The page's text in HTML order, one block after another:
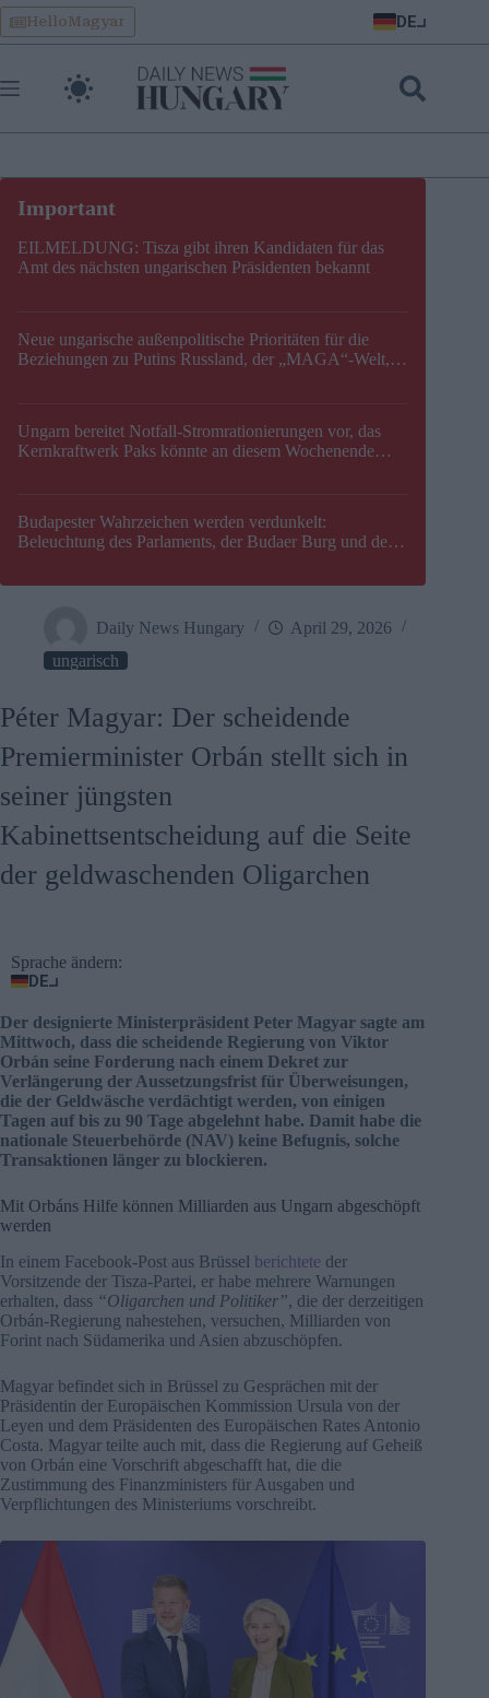
Skip
to
content
HelloMagyar DE
EILMELDUNG: Tisza gibt ihren Kandidaten für das
Amt des nächsten ungarischen Präsidenten bekannt
Neue ungarische außenpolitische Prioritäten für die
Beziehungen zu Putins Russland, der „MAGA“-Welt,
Ungarn bereitet Notfall-Stromrationierungen vor, das
Kernkraftwerk Paks könnte an diesem Wochenende
Budapester Wahrzeichen werden verdunkelt:
Beleuchtung des Parlaments, der Budaer Burg und der
Daily News Hungary
April 29, 2026
ungarisch
Péter Magyar: Der scheidende
Premierminister Orbán stellt sich in
seiner jüngsten
Kabinettsentscheidung auf die Seite
der geldwaschenden Oligarchen
Sprache ändern:
DE
Der designierte Ministerpräsident Peter Magyar sagte am
Mittwoch, dass die scheidende Regierung von Viktor
Orbán seine Forderung nach einem Dekret zur
Verlängerung der Aussetzungsfrist für Überweisungen,
die der Geldwäsche verdächtigt werden, von einigen
Tagen auf bis zu 90 Tage abgelehnt habe. Damit habe die
nationale Steuerbehörde (NAV) keine Befugnis, solche
Transaktionen länger zu blockieren.
Mit Orbáns Hilfe können Milliarden aus Ungarn abgeschöpft
werden
In einem Facebook-Post aus Brüssel berichtete der
Vorsitzende der Tisza-Partei, er habe mehrere Warnungen
erhalten, dass “Oligarchen und Politiker”, die der derzeitigen
Orbán-Regierung nahestehen, versuchen, Milliarden von
Forint nach Südamerika und Asien abzuschöpfen.
Magyar befindet sich in Brüssel zu Gesprächen mit der
Präsidentin der Europäischen Kommission Ursula von der
Leyen und dem Präsidenten des Europäischen Rates Antonio
Costa. Magyar teilte auch mit, dass die Regierung auf Geheiß
von Orbán eine Vorschrift abgeschafft hat, die die
Zustimmung des Finanzministers für Ausgaben und
Verpflichtungen des Ministeriums vorschreibt.